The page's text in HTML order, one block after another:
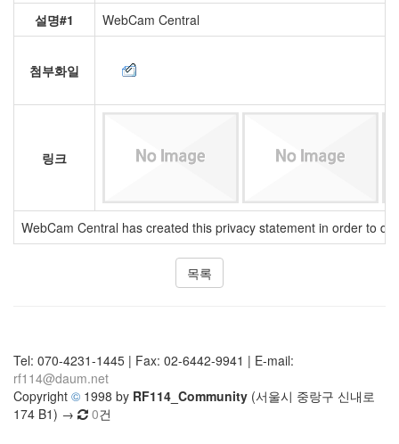
설명#1
WebCam Central
첨부화일
링크
WebCam Central has created this privacy statement in order to
목록
Tel: 070-4231-1445 | Fax: 02-6442-9941 | E-mail:
rf114@daum.net
Copyright © 1998 by RF114_Community (서울시 중랑구 신내로
174 B1) →
0건